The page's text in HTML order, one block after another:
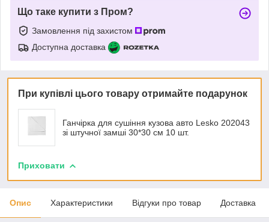
Що таке купити з Пром?
Замовлення під захистом
Доступна доставка
При купівлі цього товару отримайте подарунок
Ганчірка для сушіння кузова авто Lesko 202043
зі штучної замші 30*30 см 10 шт.
Приховати
Опис Характеристики Відгуки про товар Доставка